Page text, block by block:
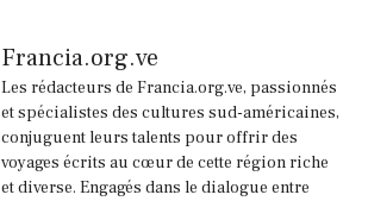
Francia.org.ve
Les rédacteurs de Francia.org.ve, passionnés
et spécialistes des cultures sud-américaines,
conjuguent leurs talents pour offrir des
voyages écrits au cœur de cette région riche
et diverse. Engagés dans le dialogue entre